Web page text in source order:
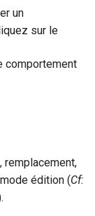
un
sur le
comportement
édition (Cf: